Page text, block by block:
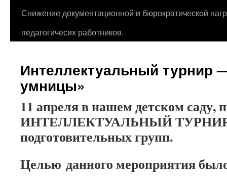
Снижение документационной и бюрократической
педагогичесих работников.
Интеллектуальный турнир
умницы»
11 апреля в нашем детском саду,
ИНТЕЛЛЕКТУАЛЬНЫЙ ТУРНИР
подготовительных групп.
Целью данного мероприятия